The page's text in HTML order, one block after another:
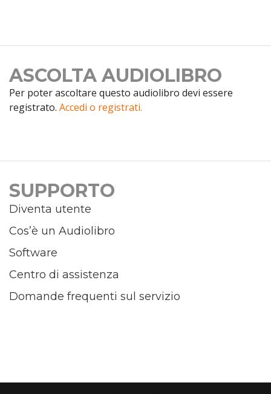
ASCOLTA AUDIOLIBRO
Per poter ascoltare questo audiolibro devi essere
registrato. Accedi o registrati.
SUPPORTO
Diventa utente
Cos’è un Audiolibro
Software
Centro di assistenza
Domande frequenti sul servizio